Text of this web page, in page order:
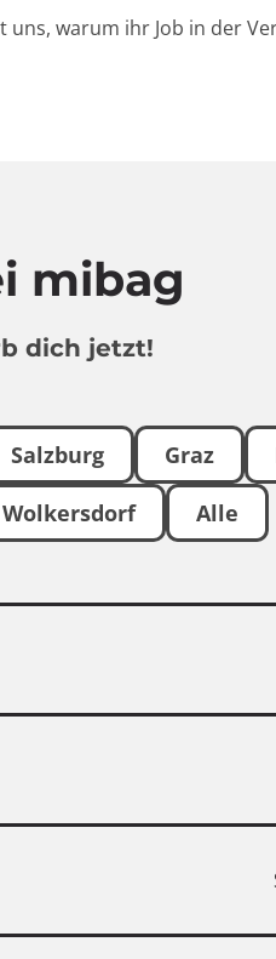
uns, warum ihr Job in der
mibag
dich jetzt!
Salzburg Graz
Wolkersdorf Alle